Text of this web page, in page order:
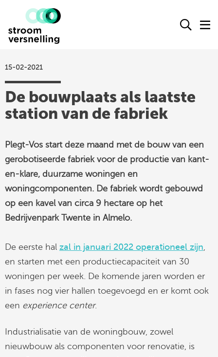
Stroomversnelling
agenda
kennisproducten
over ons
contact
Stroomversnelling
op
15-02-2021
De bouwplaats als laatste
station van de fabriek
Plegt-Vos start deze maand met de bouw van een
gerobotiseerde fabriek voor de productie van kant-
en-klare, duurzame woningen en
woningcomponenten. De fabriek wordt gebouwd
op een kavel van circa 9 hectare op het
Bedrijvenpark Twente in Almelo.
De eerste hal zal in januari 2022 operationeel zijn,
en starten met een productiecapaciteit van 30
woningen per week. De komende jaren worden er
in fases nog vier hallen toegevoegd en er komt ook
een experience center.
Industrialisatie van de woningbouw, zowel
nieuwbouw als componenten voor renovatie, is